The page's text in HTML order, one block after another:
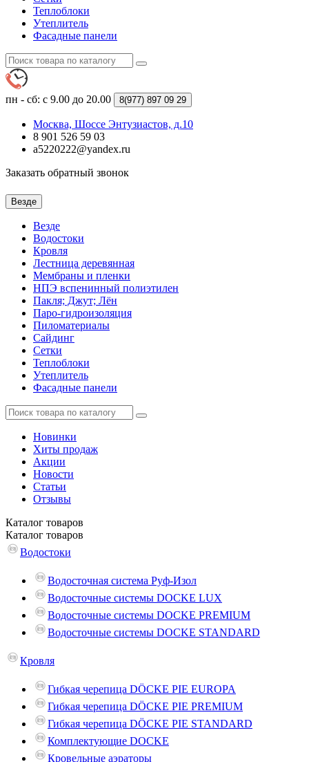
Теплоблоки
Утеплитель
Фасадные панели
пн - сб: с 9.00 до 20.00 8(977) 897 09 29
Москва, Шоссе Энтузиастов, д.10
8 901 526 59 03
a5220222@yandex.ru
Заказать обратный звонок
Везде
Везде
Водостоки
Кровля
Лестница деревянная
Мембраны и пленки
НПЭ вспенинный полиэтилен
Пакля; Джут; Лён
Паро-гидроизоляция
Пиломатериалы
Сайдинг
Сетки
Теплоблоки
Утеплитель
Фасадные панели
Новинки
Хиты продаж
Акции
Новости
Статьи
Отзывы
Каталог товаров
Каталог товаров
Водостоки
Водосточная система Руф-Изол
Водосточные системы DOCKE LUX
Водосточные системы DOCKE PREMIUM
Водосточные системы DOCKE STANDARD
Кровля
Гибкая черепица DÖCKE PIE EUROPA
Гибкая черепица DÖCKE PIE PREMIUM
Гибкая черепица DÖCKE PIE STANDARD
Комплектующие DOCKE
Кровельные аэраторы